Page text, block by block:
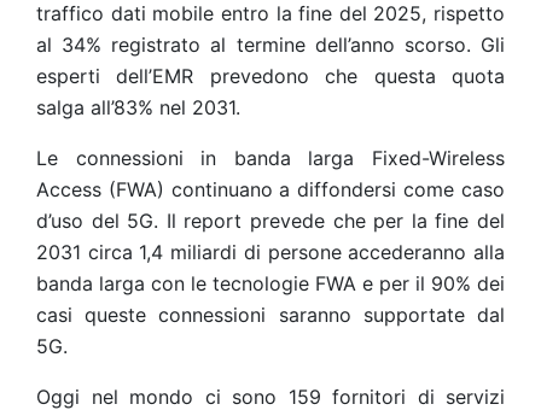
traffico dati mobile entro la fine del 2025, rispetto
al 34% registrato al termine dell’anno scorso. Gli
esperti dell’EMR prevedono che questa quota
salga all’83% nel 2031.
Le connessioni in banda larga Fixed-Wireless
Access (FWA) continuano a diffondersi come caso
d’uso del 5G. Il report prevede che per la fine del
2031 circa 1,4 miliardi di persone accederanno alla
banda larga con le tecnologie FWA e per il 90% dei
casi queste connessioni saranno supportate dal
5G.
Oggi nel mondo ci sono 159 fornitori di servizi